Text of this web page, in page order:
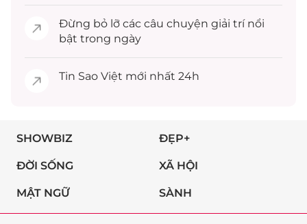
Đừng bỏ lỡ các câu chuyện giải trínổi
bật trong ngày
Tin Sao Việt mới nhất 24h
SHOWBIZ ĐẸP+
ĐỜI SỐNG XÃ HỘI
MẬT NGỮ SÀNH